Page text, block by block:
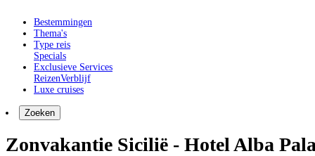
Bestemmingen
Thema's
Type reis
Specials
Exclusieve Services
ReizenVerblijf
Luxe cruises
Zoeken
Zonvakantie Sicilië - Hotel Alba